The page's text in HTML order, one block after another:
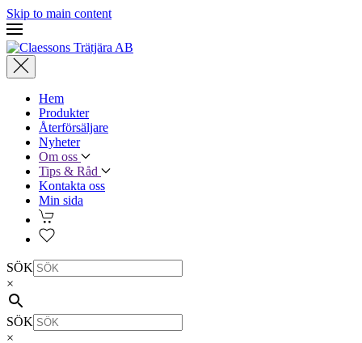
Skip to main content
Hem
Produkter
Återförsäljare
Nyheter
Om oss
Tips & Råd
Kontakta oss
Min sida
SÖK
×
SÖK
×